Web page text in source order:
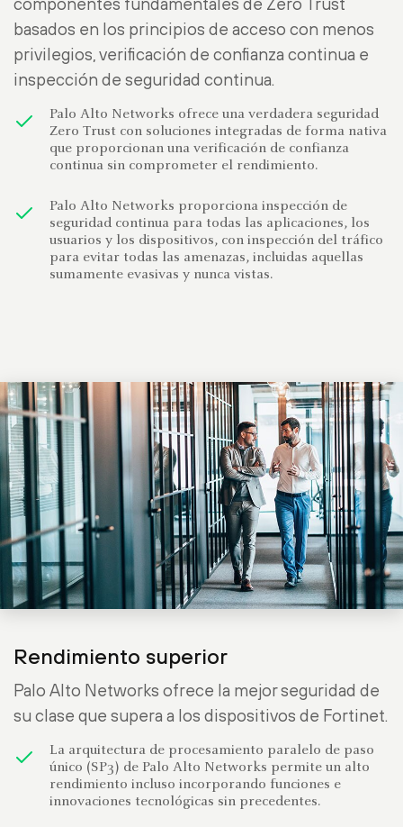
basados en los principios de acceso con menos
privilegios, verificación de confianza continua e
inspección de seguridad continua.
Palo Alto Networks ofrece una verdadera seguridad
Zero Trust con soluciones integradas de forma nativa
que proporcionan una verificación de confianza
continua sin comprometer el rendimiento.
Palo Alto Networks proporciona inspección de
seguridad continua para todas las aplicaciones, los
usuarios y los dispositivos, con inspección del tráfico
para evitar todas las amenazas, incluidas aquellas
sumamente evasivas y nunca vistas.
Rendimiento superior
Palo Alto Networks ofrece la mejor seguridad de
su clase que supera a los dispositivos de Fortinet.
La arquitectura de procesamiento paralelo de paso
único (SP3) de Palo Alto Networks permite un alto
rendimiento incluso incorporando funciones e
innovaciones tecnológicas sin precedentes.